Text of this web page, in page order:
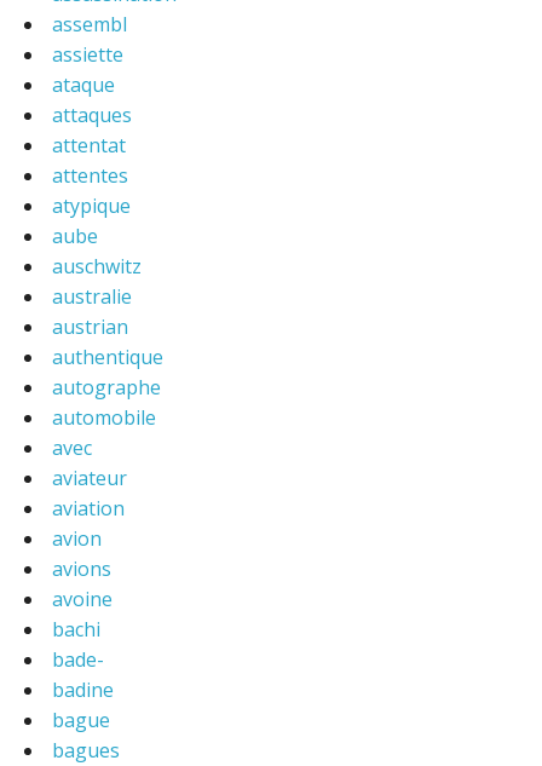
assembl
assiette
ataque
attaques
attentat
attentes
atypique
aube
auschwitz
australie
austrian
authentique
autographe
automobile
avec
aviateur
aviation
avion
avions
avoine
bachi
bade-
badine
bague
bagues